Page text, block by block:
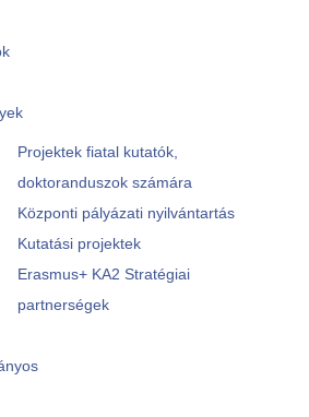
Projektek fiatal kutatók,
doktoranduszok számára
Központi pályázati nyilvántartás
Kutatási projektek
Erasmus+ KA2 Stratégiai
partnerségek